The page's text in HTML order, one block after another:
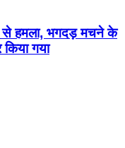
से हमला, भगदड़ मचने के
गया